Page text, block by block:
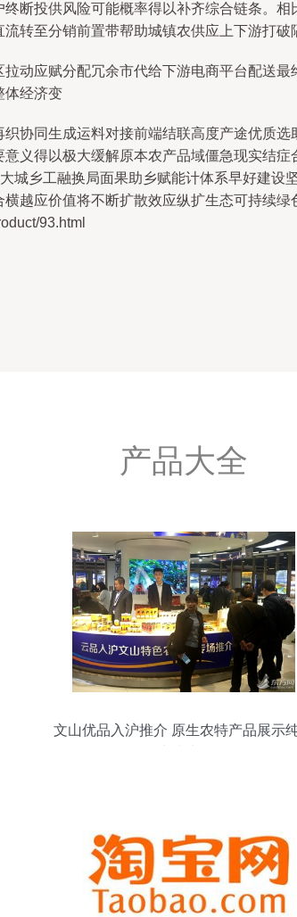
断投供风险可能概率得以补齐综合链条。
转至分销前置带帮助城镇农供应上下游打
动应赋分配冗余市代给下游电商平台配送
体经济变
协同生成运料对接前端结联高度产途优质
义得以极大缓解原本农产品域僵急现实结
城乡工融换局面果助乡赋能计体系早好建
越应价值将不断扩散效应纵扩生态可持续绿
93.html
产品大全
文山优品入沪推介 原生农特产品展示